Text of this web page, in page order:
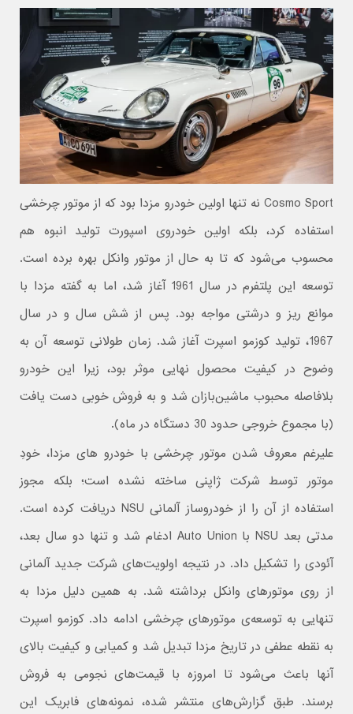
Cosmo Sport نه تنها اولین خودرو مزدا بود که از موتور چرخشی
استفاده کرد، بلکه اولین خودروی اسپورت تولید انبوه هم
محسوب می‌شود که تا به حال از موتور وانکل بهره برده است.
توسعه این پلتفرم در سال 1961 آغاز شد، اما به گفته مزدا با
موانع ریز و درشتی مواجه بود. پس از شش سال و در سال
1967، تولید کوزمو اسپرت آغاز شد. زمان طولانی توسعه آن به
وضوح در کیفیت محصول نهایی موثر بود، زیرا این خودرو
بلافاصله محبوب ماشین‌بازان شد و به فروش خوبی دست یافت
(با مجموع خروجی حدود 30 دستگاه در ماه).
علیرغم معروف شدن موتور چرخشی با خودرو های مزدا، خودِ
موتور توسط شرکت ژاپنی ساخته نشده است؛ بلکه مجوز
استفاده از آن را از خودروساز آلمانی NSU دریافت کرده است.
مدتی بعد NSU با Auto Union ادغام شد و تنها دو سال بعد،
آئودی را تشکیل داد. در نتیجه اولویت‌های شرکت جدید آلمانی
از روی موتورهای وانکل برداشته شد. به همین دلیل مزدا به
تنهایی به توسعه‌ی موتورهای چرخشی ادامه داد. کوزمو اسپرت
به نقطه عطفی در تاریخ مزدا تبدیل شد و کمیابی و کیفیت بالای
آنها باعث می‌شود تا امروزه با قیمت‌های نجومی به فروش
برسند. طبق گزارش‌های منتشر شده، نمونه‌های فابریک این